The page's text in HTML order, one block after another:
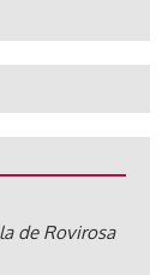
de Rovirosa